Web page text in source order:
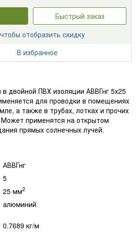
Быстрый заказ
отобразить скидку
В избранное
двойной ПВХ изоляции АВВГнг 5х25
для проводки в помещениях
а также в трубах, лотках и прочих
применятся на открытом
прямых солнечных лучей.
АВВГнг
5
25 мм2
алюминий
0.7689 кг/м